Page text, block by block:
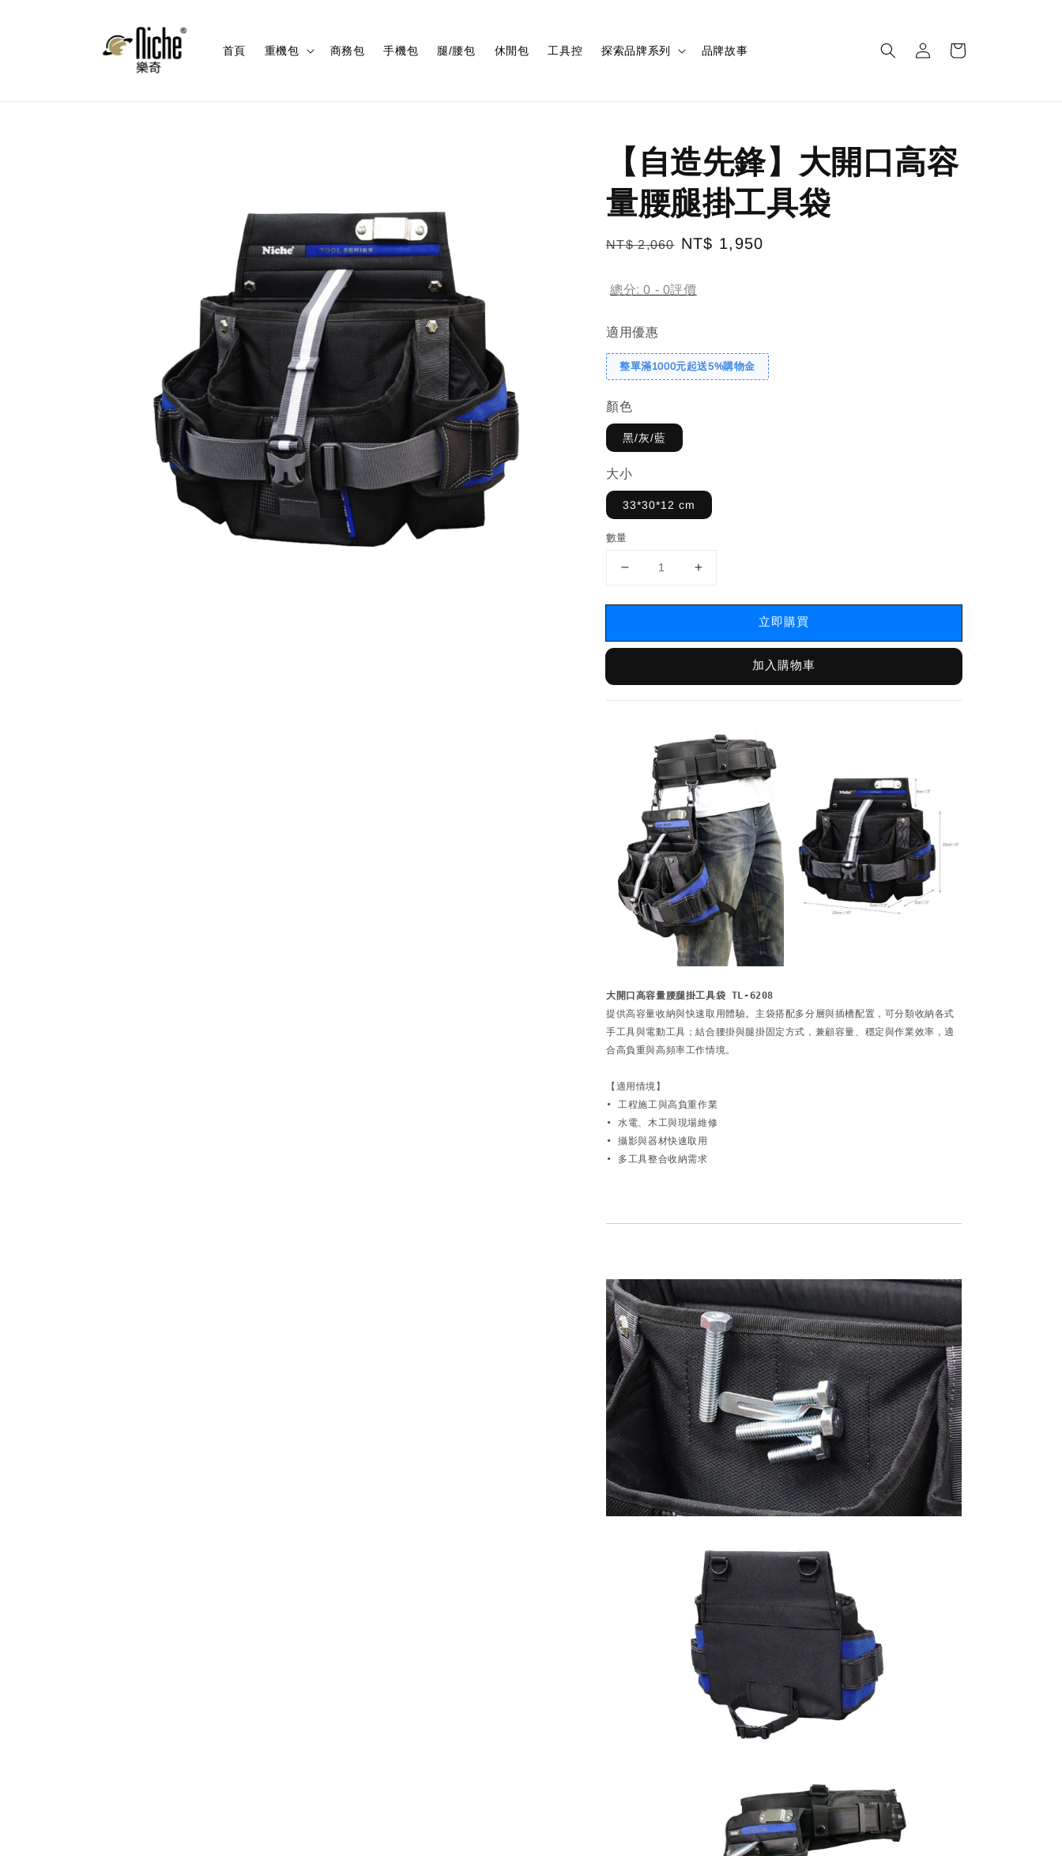
首頁 重機包 商務包 手機包 腿/腰包 休閒包 工具控 探索品牌系列 品牌故事
【自造先鋒】大開口高容
量腰腿掛工具袋
Regular
NT$ 2,060 Sale
NT$ 1,950
總分:0 - 0評價
適用優惠
整單滿1000元起送5%購物金
顏色
黑/灰/藍
大小
33*30*12 cm
數量
立即購買
加入購物車
大開口高容量腰腿掛工具袋 TL-6208
提供高容量收納與快速取用體驗。主袋搭配多分層與插槽配置，可分類收納各式
手工具與電動工具；結合腰掛與腿掛固定方式，兼顧容量、穩定與作業效率，適
合高負重與高頻率工作情境。
【適用情境】
• 工程施工與高負重作業
• 水電、木工與現場維修
• 攝影與器材快速取用